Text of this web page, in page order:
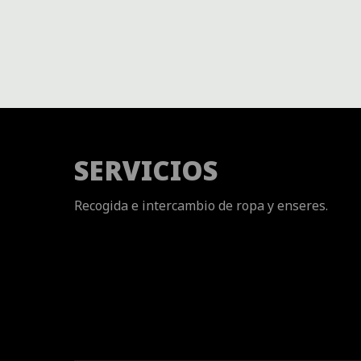
SERVICIOS
Recogida e intercambio de ropa y enseres.